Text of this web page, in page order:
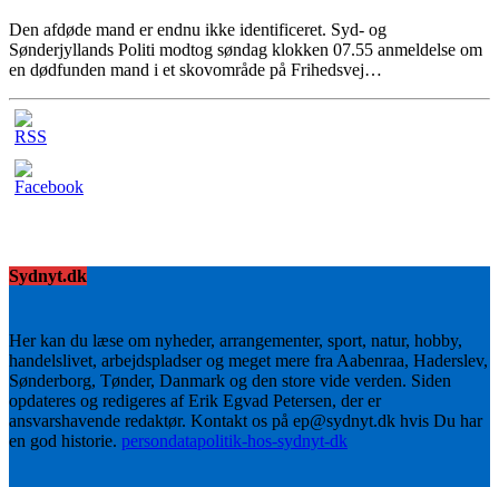
Den afdøde mand er endnu ikke identificeret. Syd- og
Sønderjyllands Politi modtog søndag klokken 07.55 anmeldelse om
en dødfunden mand i et skovområde på Frihedsvej…
Sydnyt.dk
Her kan du læse om nyheder, arrangementer, sport, natur, hobby,
handelslivet, arbejdspladser og meget mere fra Aabenraa, Haderslev,
Sønderborg, Tønder, Danmark og den store vide verden. Siden
opdateres og redigeres af Erik Egvad Petersen, der er
ansvarshavende redaktør. Kontakt os på ep@sydnyt.dk hvis Du har
en god historie. persondatapolitik-hos-sydnyt-dk